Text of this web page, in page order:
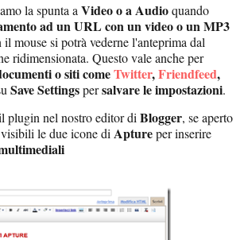
la spunta aVideo o a Audioquando
ad un URL con un video o un MP3
il mouse si potrà vederne l'anteprima dal
ridimensionata. Questo vale anche per
o siti comeTwitter,Friendfeed,
Save Settingspersalvare le impostazioni.
plugin nel nostro editor di Blogger, se aperto
le due icone di Aptureper inserire